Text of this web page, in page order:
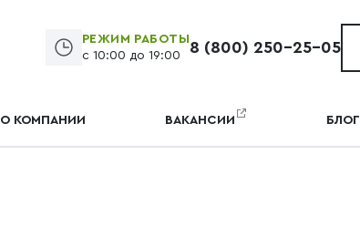
РЕЖИМ РАБОТЫ
с 10:00 до 19:00
8 (800) 250-25-05
О КОМПАНИИ ВАКАНСИИ БЛОГ